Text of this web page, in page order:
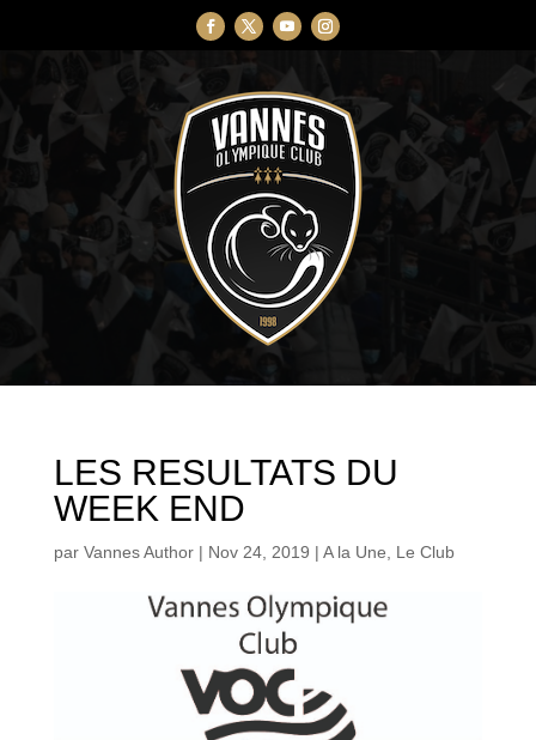
LES RESULTATS DU
WEEK END
par Vannes Author| Nov 24, 2019 | A la Une, Le Club